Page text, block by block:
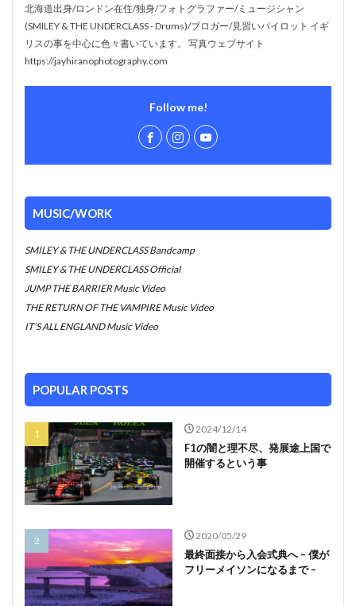
北海道出身/ロンドン在住/独身/フォトグラファー/ミュージシャン
(SMILEY & THE UNDERCLASS - Drums)/ブロガー/見習いパイロット イギ
リスの事を中心に色々書いています。 写真ウェブサイト
https://jayhiranophotography.com
Follow me!
MUSIC/WORK
SMILEY & THE UNDERCLASS Bandcamp
SMILEY & THE UNDERCLASS Official
JUMP THE BARRIER Music Video
THE RETURN OF THE VAMPIRE Music Video
IT’S ALL ENGLAND Music Video
POPULAR POSTS
2024/12/14
F1の闇と理不尽、発展途上国で
開催するという事
2020/05/29
最終面接から入会式典へ – 僕が
フリーメイソンになるまで –